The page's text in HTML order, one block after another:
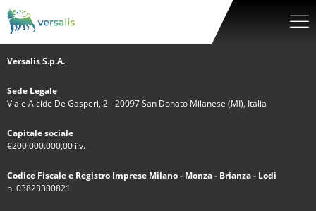
Versalis S.p.A.
Sede Legale
Viale Alcide De Gasperi, 2 - 20097 San Donato Milanese (MI), Italia
Capitale sociale
€200.000.000,00 i.v.
Codice Fiscale e Registro Imprese Milano - Monza - Brianza - Lodi
n. 03823300821